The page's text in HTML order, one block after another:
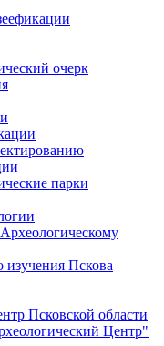
очерк
парки
изучения Пскова
Псковской области
Центр"